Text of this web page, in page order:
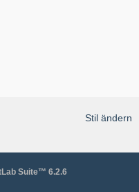
Stil ändern
Suite™ 6.2.6